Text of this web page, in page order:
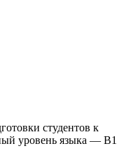
студентов к
уровень языка — B1